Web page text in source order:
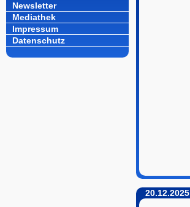
Newsletter
Mediathek
Impressum
Datenschutz
20.12.2025